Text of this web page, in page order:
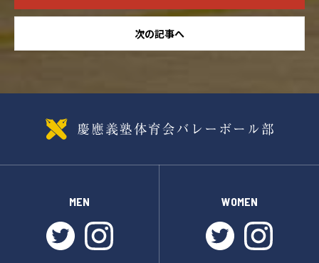
次の記事へ
MEN
twitterinstagram
WOMEN
twitter